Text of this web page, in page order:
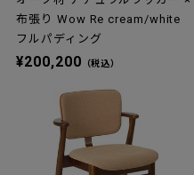
布張り Wow Re cream/white
フルパディング
¥200,200 （税込）